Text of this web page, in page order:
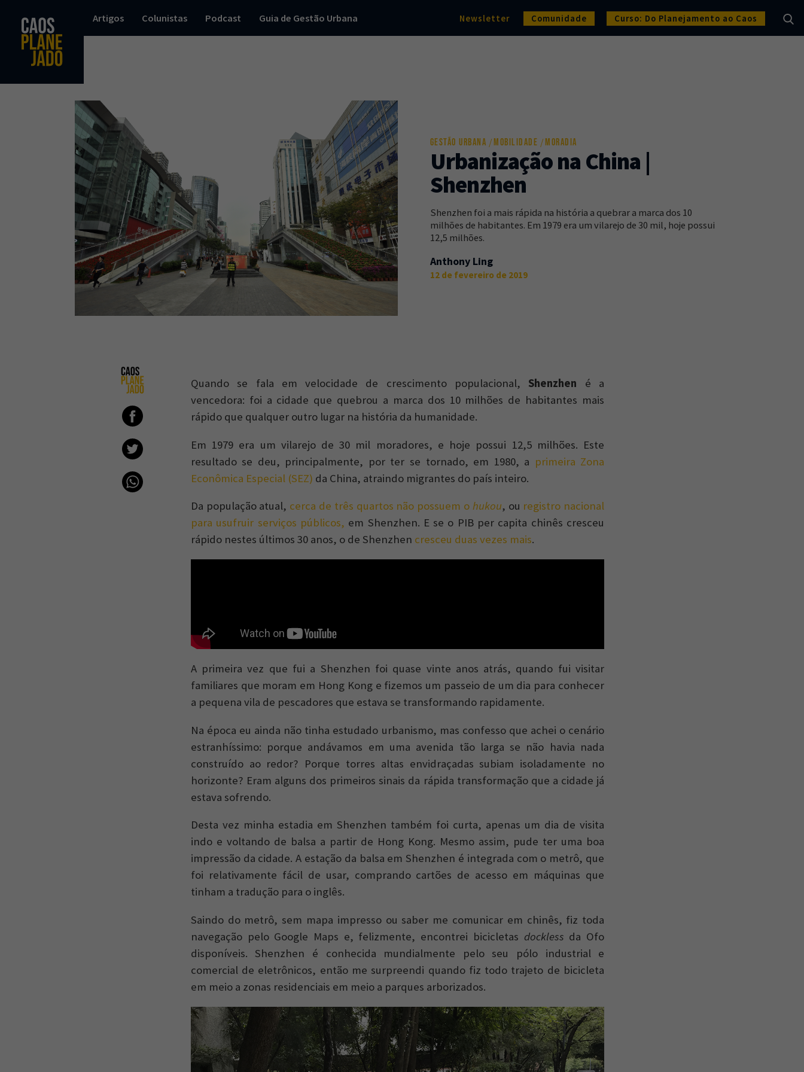
Artigos Colunistas Podcast Guia de Gestão Urbana Newsletter Comunidade Curso: Do Planejamento ao Caos
GESTÃO URBANA MOBILIDADE MORADIA
Urbanização na China |
Shenzhen
Shenzhen foi a mais rápida na história a quebrar a marca dos 10
milhões de habitantes. Em 1979 era um vilarejo de 30 mil, hoje possui
12,5 milhões.
Anthony Ling
12 de fevereiro de 2019
Quando se fala em velocidade de crescimento populacional, Shenzhen é a
vencedora: foi a cidade que quebrou a marca dos 10 milhões de habitantes mais
rápido que qualquer outro lugar na história da humanidade.
Em 1979 era um vilarejo de 30 mil moradores, e hoje possui 12,5 milhões. Este
resultado se deu, principalmente, por ter se tornado, em 1980, a primeira Zona
Econômica Especial (SEZ) da China, atraindo migrantes do país inteiro.
Da população atual, cerca de três quartos não possuem o hukou, ou registro nacional
para usufruir serviços públicos, em Shenzhen. E se o PIB per capita chinês cresceu
rápido nestes últimos 30 anos, o de Shenzhen cresceu duas vezes mais.
A primeira vez que fui a Shenzhen foi quase vinte anos atrás, quando fui visitar
familiares que moram em Hong Kong e fizemos um passeio de um dia para conhecer
a pequena vila de pescadores que estava se transformando rapidamente.
Na época eu ainda não tinha estudado urbanismo, mas confesso que achei o cenário
estranhíssimo: porque andávamos em uma avenida tão larga se não havia nada
construído ao redor? Porque torres altas envidraçadas subiam isoladamente no
horizonte? Eram alguns dos primeiros sinais da rápida transformação que a cidade já
estava sofrendo.
Desta vez minha estadia em Shenzhen também foi curta, apenas um dia de visita
indo e voltando de balsa a partir de Hong Kong. Mesmo assim, pude ter uma boa
impressão da cidade. A estação da balsa em Shenzhen é integrada com o metrô, que
foi relativamente fácil de usar, comprando cartões de acesso em máquinas que
tinham a tradução para o inglês.
Saindo do metrô, sem mapa impresso ou saber me comunicar em chinês, fiz toda
navegação pelo Google Maps e, felizmente, encontrei bicicletas dockless da Ofo
disponíveis. Shenzhen é conhecida mundialmente pelo seu pólo industrial e
comercial de eletrônicos, então me surpreendi quando fiz todo trajeto de bicicleta
em meio a zonas residenciais em meio a parques arborizados.